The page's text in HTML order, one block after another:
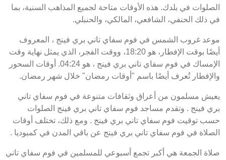
الصلوات في بلدك. هذه الأوقات متاحة لجميع المذاهب السنية، بما
في ذلك الحنفي، الشافعي، المالكي، والحنبلي.
موعد غروب الشمس في فوم سفاي تاني بري فينج ، المعروف
أيضًا بوقت الإفطار، هو 18:20، ووقت الفجر، الذي يمثل نهاية وقت
الإمساك في فوم سفاي تاني بري فينج ، هو 04:24. أوقات السحور
والإفطار تُعرف أيضًا باسم "أوقات رمضان" خلال شهر رمضان.
يعيش مسلمون من أعراق وثقافات متنوعة في فوم سفاي تاني
بري فينج . وتقدم مساجد فوم سفاي تاني بري فينج الصلوات
حسب توقيت فوم سفاي تاني بري فينج . ومع ذلك، تختلف أوقات
الصلاة في فوم سفاي تاني بري فينج عن باقي المدن في كمبوديا .
صلاة الجمعة هي أكبر تجمع أسبوعي للمسلمين في فوم سفاي تاني